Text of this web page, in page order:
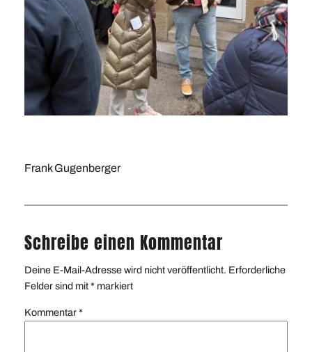
Frank Gugenberger
Schreibe einen Kommentar
Deine E-Mail-Adresse wird nicht veröffentlicht. Erforderliche
Felder sind mit* markiert
Kommentar*